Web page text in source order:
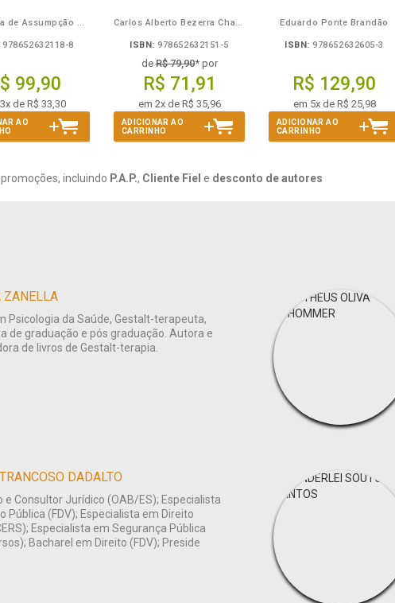
Hélio Mira de Assumpção Junior
978652632118-8
99,90
de R$ 33,30
AO
Carlos Alberto Bezerra Chagas
ISBN: 978652632151-5
deR$ 79,90* por
R$ 71,91
em 2x de R$ 35,96
ADICIONAR AO
CARRINHO
Eduardo Ponte Brandão
ISBN: 978652632605-3
R$ 129,90
em 5x de R$ 25,98
ADICIONAR AO
CARRINHO
incluindo P.A.P., Cliente Fiel e desconto de autores
ZANELLA
Psicologia da Saúde, Gestalt-terapeuta,
de graduação e pós graduação. Autora e
de livros de Gestalt-terapia.
DADALTO
e Consultor Jurídico (OAB/ES); Especialista
Pública (FDV); Especialista em Direito
Especialista em Segurança Pública
Bacharel em Direito (FDV); Preside